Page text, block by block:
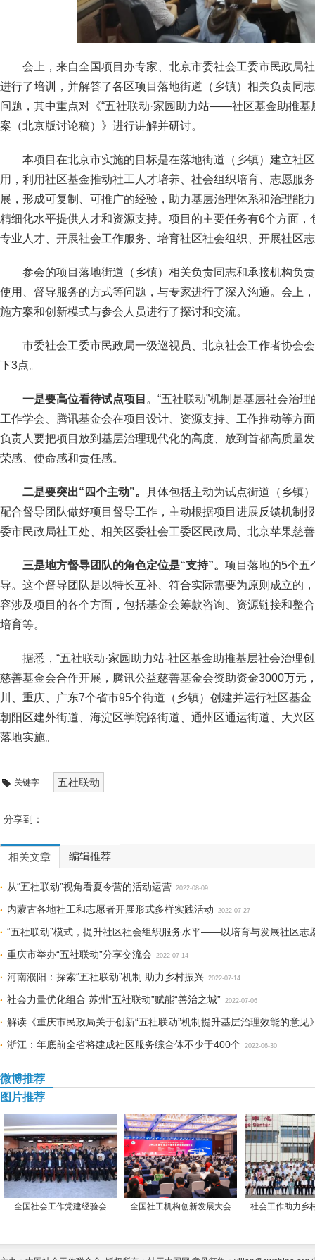
会上，来自全国项目办专家、北京市委社会工委市民政局
进行了培训，并解答了各区项目落地街道（乡镇）相关负责同
问题，其中重点对《“五社联动·家园助力站——社区基金助推基
案（北京版讨论稿）》进行讲解并研讨。
本项目在北京市实施的目标是在落地街道（乡镇）建立社
用，利用社区基金推动社工人才培养、社会组织培育、志愿服
展，形成可复制、可推广的经验，助力基层治理体系和治理能
精细化水平提供人才和资源支持。项目的主要任务有6个方面
专业人才、开展社会工作服务、培育社区社会组织、开展社区
参会的项目落地街道（乡镇）相关负责同志和承接机构负
使用、督导服务的方式等问题，与专家进行了深入沟通。会上
施方案和创新模式与参会人员进行了探讨和交流。
市委社会工委市民政局一级巡视员、北京社会工作者协会
下3点。
一是要高位看待试点项目 。“五社联动”机制是基层社会治
工作学会、腾讯基金会在项目设计、资源支持、工作推动等方
负责人要把项目放到基层治理现代化的高度、放到首都高质量
荣感、使命感和责任感。
二是要突出“四个主动”。 具体包括主动为试点街道（乡镇
配合督导团队做好项目督导工作，主动根据项目进展反馈机制
委市民政局社工处、相关区委社会工委区民政局、北京苹果慈
三是地方督导团队的角色定位是“支持”。 项目落地的5个五
导。这个督导团队是以特长互补、符合实际需要为原则成立的
容涉及项目的各个方面，包括基金会筹款咨询、资源链接和整
培育等。
据悉，“五社联动·家园助力站-社区基金助推基层社会治理
慈善基金会合作开展，腾讯公益慈善基金会资助资金3000万元
川、重庆、广东7个省市95个街道（乡镇）创建并运行社区基
朝阳区建外街道、海淀区学院路街道、通州区通运街道、大兴
落地实施。
关键字 五社联动
分享到：
相关文章 编辑推荐
从“五社联动”视角看夏令营的活动运营 2022-08-09
内蒙古各地社工和志愿者开展形式多样实践活动 2022-07-27
“五社联动”模式，提升社区社会组织服务水平——以培育与发展社区志
重庆市举办“五社联动”分享交流会
2022-07-14
河南濮阳：探索“五社联动”机制 助力乡村振兴 2022-07-14
社会力量优化组合 苏州“五社联动”赋能“善治之城” 2022-07-06
解读《重庆市民政局关于创新“五社联动”机制提升基层治理效能的意见
浙江：年底前全省将建成社区服务综合体不少于400个
2022-06-30
微博推荐
图片推荐
全国社会工作党建经验会 全国社工机构创新发展大会 社会工作助力乡